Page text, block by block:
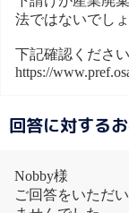
法ではないでしょ
下記確認ください
https://
回答に対する
Nobby様
ご回答をいただ